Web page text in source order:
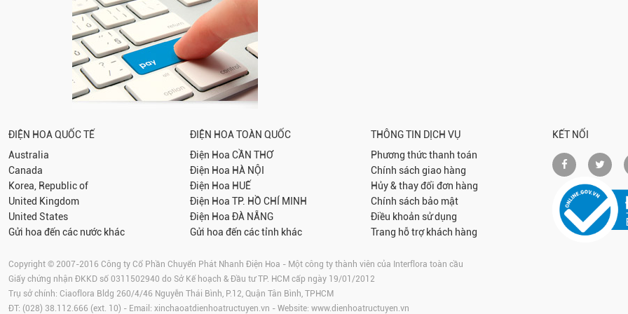
ĐIỆN HOA QUỐC TẾ
Australia
Canada
Korea, Republic of
United Kingdom
United States
Gửi hoa đến các nước khác
ĐIỆN HOA TOÀN QUỐC
Điện Hoa CẦN THƠ
Điện Hoa HÀ NỘI
Điện Hoa HUẾ
Điện Hoa TP. HỒ CHÍ MINH
Điện Hoa ĐÀ NẴNG
Gửi hoa đến các tỉnh khác
THÔNG TIN DỊCH VỤ
Phương thức thanh toán
Chính sách giao hàng
Hủy & thay đổi đơn hàng
Chính sách bảo mật
Điều khoản sử dụng
Trang hỗ trợ khách hàng
Copyright © 2007-2016 Công ty Cổ Phần Chuyển Phát Nhanh Điện Hoa - Một công ty thành viên của Interflora toàn cầu
Giấy chứng nhận ĐKKD số 0311502940 do Sở Kế hoạch & Đầu tư TP. HCM cấp ngày 19/01/2012
Trụ sở chính: Ciaoflora Bldg 260/4/46 Nguyễn Thái Bình, P.12, Quận Tân Bình, TPHCM
ĐT: (028) 38.112.666 (ext. 10) - Email: xinchaoatdienhoatructuyen.vn - Website: www.dienhoatructuyen.vn
KẾT NỐI